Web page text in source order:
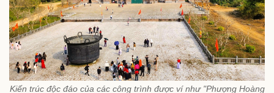
Kiến trúc độc đáo của các công trình được ví như "Phượng Hoàng